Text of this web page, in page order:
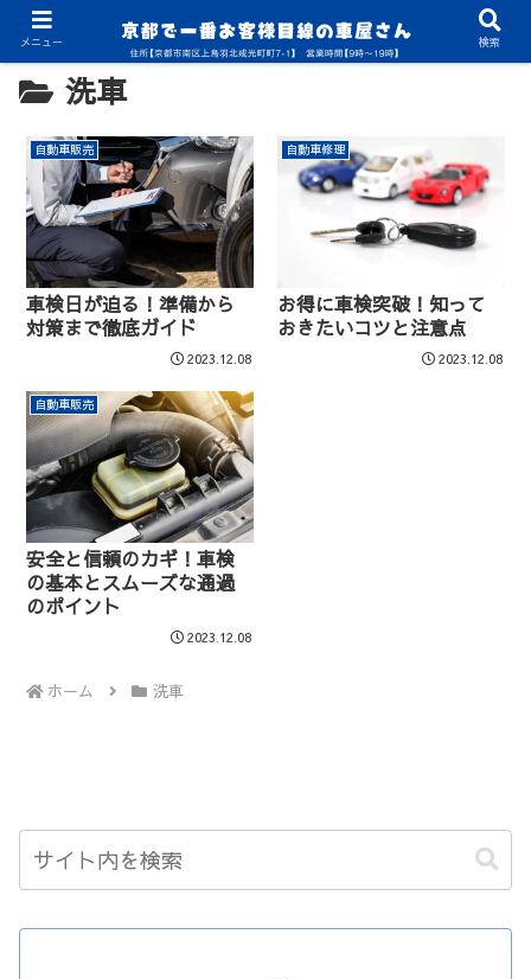
洗車
自動車販売
車検日が迫る！準備から
対策まで徹底ガイド
2023.12.08
自動車修理
お得に車検突破！知って
おきたいコツと注意点
2023.12.08
自動車販売
安全と信頼のカギ！車検
の基本とスムーズな通過
のポイント
2023.12.08
ホーム 洗車
メニュー 検索